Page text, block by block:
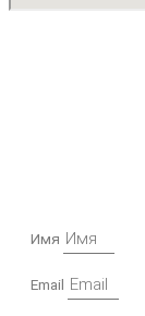
Имя
Email